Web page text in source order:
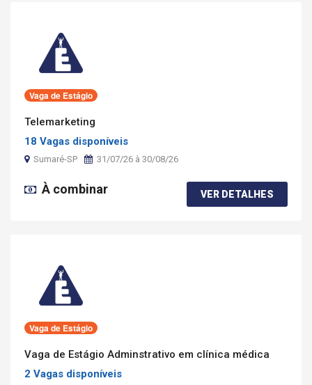
Vaga de Estágio
Telemarketing
18 Vagas disponíveis
Sumaré-SP 31/07/26 à 30/08/26
À combinar VER DETALHES
Vaga de Estágio
Vaga de Estágio Adminstrativo em clínica médica
2 Vagas disponíveis